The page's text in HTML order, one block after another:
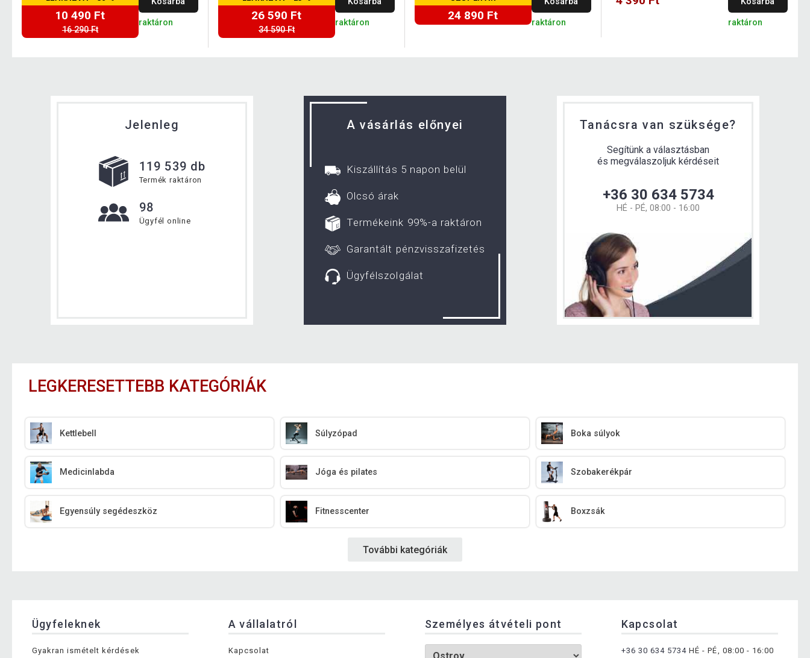
10 490 Ft
16 290 Ft
raktáron
26 590 Ft
34 590 Ft
raktáron
24 890 Ft
raktáron raktáron
Jelenleg
119 539 db
Termék raktáron
98
Ügyfél online
A vásárlás előnyei
Kiszállítás 5 napon belül
Olcsó árak
Termékeink 99%-a raktáron
Garantált pénzvisszafizetés
Ügyfélszolgálat
Tanácsra van szüksége?
Segítünk a választásban
és megválaszoljuk kérdéseit
+36 30 634 5734
HÉ - PÉ, 08:00 - 16:00
LEGKERESETTEBB KATEGÓRIÁK
Kettlebell Súlyzópad Boka súlyok
Medicinlabda Jóga és pilates Szobakerékpár
Egyensúly segédeszköz Fitnesscenter Boxzsák
További kategóriák
Ügyfeleknek
Gyakran ismételt kérdések
A vállalatról
Kapcsolat
Személyes átvételi pont Kapcsolat
+36 30 634 5734 HÉ - PÉ, 08:00 - 16:00